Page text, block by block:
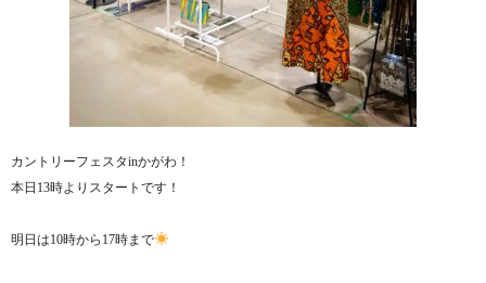
カントリーフェスタinかがわ！
本日13時よりスタートです！
明日は10時から17時まで